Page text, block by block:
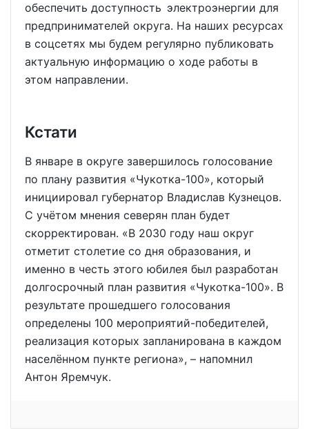
обеспечить доступность электроэнергии для
предпринимателей округа. На наших ресурсах
в соцсетях мы будем регулярно публиковать
актуальную информацию о ходе работы в
этом направлении.
Кстати
В январе в округе завершилось голосование
по плану развития «Чукотка-100», который
инициировал губернатор Владислав Кузнецов.
С учётом мнения северян план будет
скорректирован. «В 2030 году наш округ
отметит столетие со дня образования, и
именно в честь этого юбилея был разработан
долгосрочный план развития «Чукотка-100». В
результате прошедшего голосования
определены 100 мероприятий-победителей,
реализация которых запланирована в каждом
населённом пункте региона», – напомнил
Антон Яремчук.